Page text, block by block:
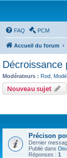
FAQ PCM
Accueil du forum
Décroissance
Modérateurs : Rod
Nouveau sujet
Précison
Dernier
Publié dans
Réponses : 1